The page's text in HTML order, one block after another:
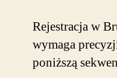
Rejestracja w
wymaga
poniższą